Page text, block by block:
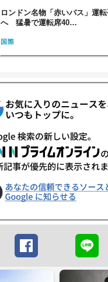
ロンドン名物「赤いバス」運
へ 猛暑で運転席40…
国際